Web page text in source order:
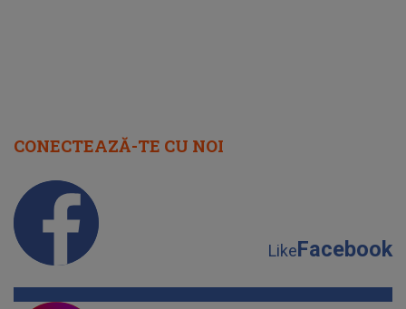
CONECTEAZĂ-TE CU NOI
LikeFacebook